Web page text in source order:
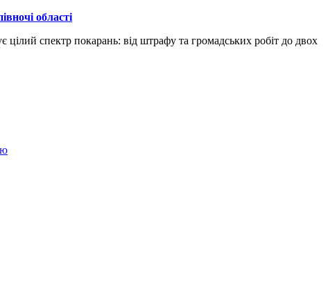
області
спектр покарань: від штрафу та громадських робіт до двох